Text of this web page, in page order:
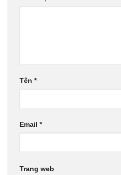
Tên *
Email *
Trang web